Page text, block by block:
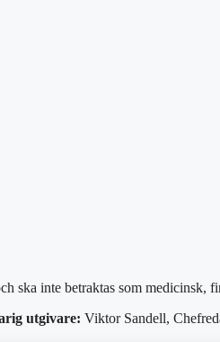
ska inte betraktas som
utgivare: Viktor Sandell,